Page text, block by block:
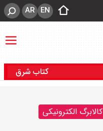
EN
AR
کتاب شرق
کالابرگ الکترونیکی